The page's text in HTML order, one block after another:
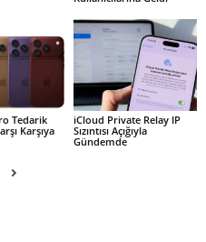
Tedarik
Karşıya
iCloud Private Relay IP
Sızıntısı Açığıyla
Gündemde